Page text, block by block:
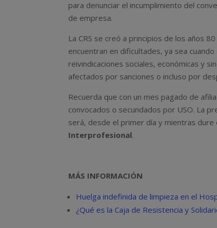
para denunciar el incumplimiento del
de empresa.
La CRS se creó a principios de los años
encuentran en dificultades, ya sea
reivindicaciones sociales, económicas y
afectados por sanciones o incluso por
Recuerda que con un mes pagado de
convocados o secundados por USO. La
será, desde el primer día y mientras dure
Interprofesional.
MÁS INFORMACIÓN
Huelga indefinida de limpieza en el
¿Qué es la Caja de Resistencia y